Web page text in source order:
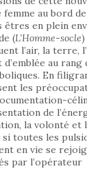
au bord
êtres en plein
(L’Homme-socle
l’air, la terre,
au rang
En
les
de
la volonté et
toutes les
en vie se
par l’opérateur